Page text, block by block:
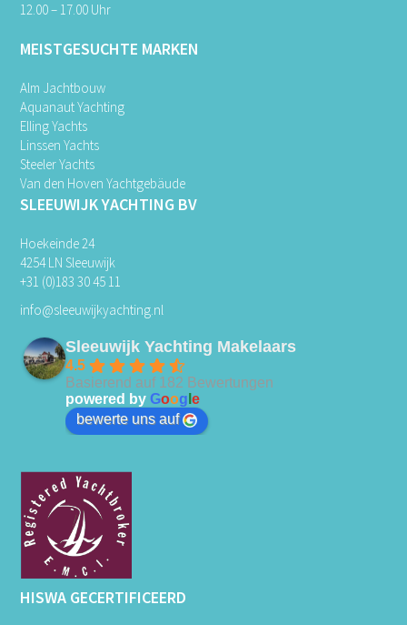
12.00 – 17.00 Uhr
MEISTGESUCHTE MARKEN
Alm Jachtbouw
Aquanaut Yachting
Elling Yachts
Linssen Yachts
Steeler Yachts
Van den Hoven Yachtgebäude
SLEEUWIJK YACHTING BV
Hoekeinde 24
4254 LN Sleeuwijk
+31 (0)183 30 45 11
info@sleeuwijkyachting.nl
Sleeuwijk Yachting Makelaars
4.5
Basierend auf 182 Bewertungen
powered byGoog le
bewerte uns auf
HISWA GECERTIFICEERD